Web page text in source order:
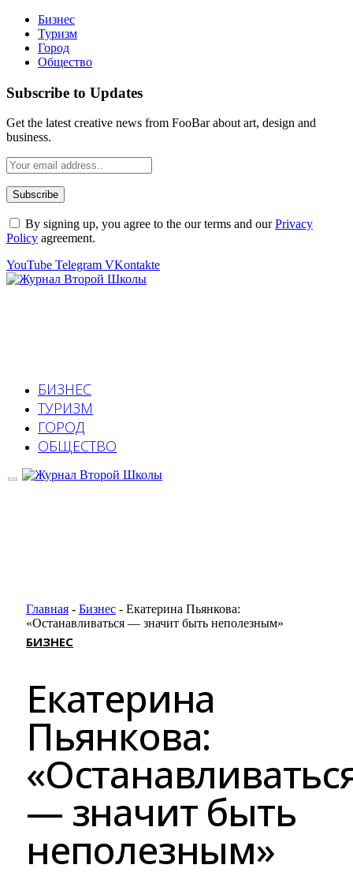
Бизнес
Туризм
Город
Общество
Subscribe to Updates
Get the latest creative news from FooBar about art, design and
business.
By signing up, you agree to the our terms and ourPrivacy
Policy agreement.
YouTube Telegram VKontakte
БИЗНЕС
ТУРИЗМ
ГОРОД
ОБЩЕСТВО
Главная - Бизнес - Екатерина Пьянкова:
«Останавливаться — значит быть неполезным»
БИЗНЕС
Екатерина
Пьянкова:
— значит быть
неполезным»